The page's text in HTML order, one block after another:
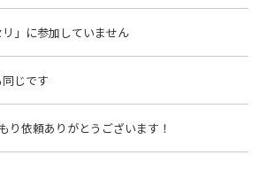
」に参加していません
じです
り依頼ありがとうございます！